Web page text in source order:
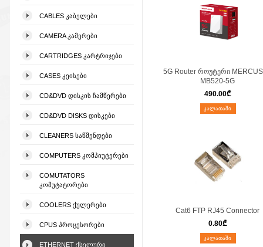
CABLES ᲙᲐᲑᲔᲚᲔᲑᲘ
CAMERA ᲙᲐᲛᲔᲠᲔᲑᲘ
CARTRIDGES ᲙᲐᲠᲢᲠᲘᲯᲔᲑᲘ
CASES ᲙᲔᲘᲡᲔᲑᲘ
CD&DVD ᲓᲘᲡᲙᲘᲡ ᲩᲐᲛᲬᲔᲠᲔᲑᲘ
CD&DVD DISKS ᲓᲘᲡᲙᲔᲑᲘ
CLEANERS ᲡᲐᲬᲛᲔᲜᲓᲔᲑᲘ
COMPUTERS ᲙᲝᲛᲞᲘᲣᲢᲔᲠᲔᲑᲘ
COMUTATORS
ᲙᲝᲛᲣᲢᲐᲢᲝᲠᲔᲑᲘ
COOLERS ᲥᲣᲚᲔᲠᲔᲑᲘ
CPUS ᲞᲠᲝᲪᲔᲡᲝᲠᲔᲑᲘ
ETHERNET ᲥᲡᲔᲚᲣᲠᲘ
5G Router როუტერი
MB520-5G
490.00₾
ᲙᲐᲚᲐᲗᲐᲨᲘ
Cat6 FTP RJ45 Connector
0.80₾
ᲙᲐᲚᲐᲗᲐᲨᲘ